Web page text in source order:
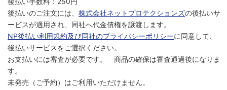
後払いのご注文には、 株式会社ネットプロテクションズの後払いサ
ービスが適用され、同社へ代金債権を譲渡します。
NP後払い利用規約及び同社のプライバシーポリシーに同意して、
後払いサービスをご選択ください。
お支払いには審査が必要です。 商品の確保は審査通過後になりま
す。
未発売（ご予約）はご利用いただけません。